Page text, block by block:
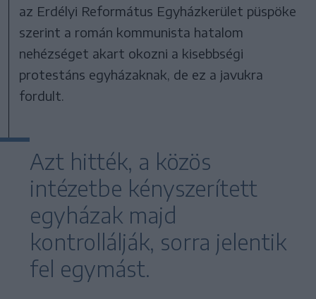
az Erdélyi Református Egyházkerület püspöke
szerint a román kommunista hatalom
nehézséget akart okozni a kisebbségi
protestáns egyházaknak, de ez a javukra
fordult.
Azt hitték, a közös
intézetbe kényszerített
egyházak majd
kontrollálják, sorra jelentik
fel egymást.